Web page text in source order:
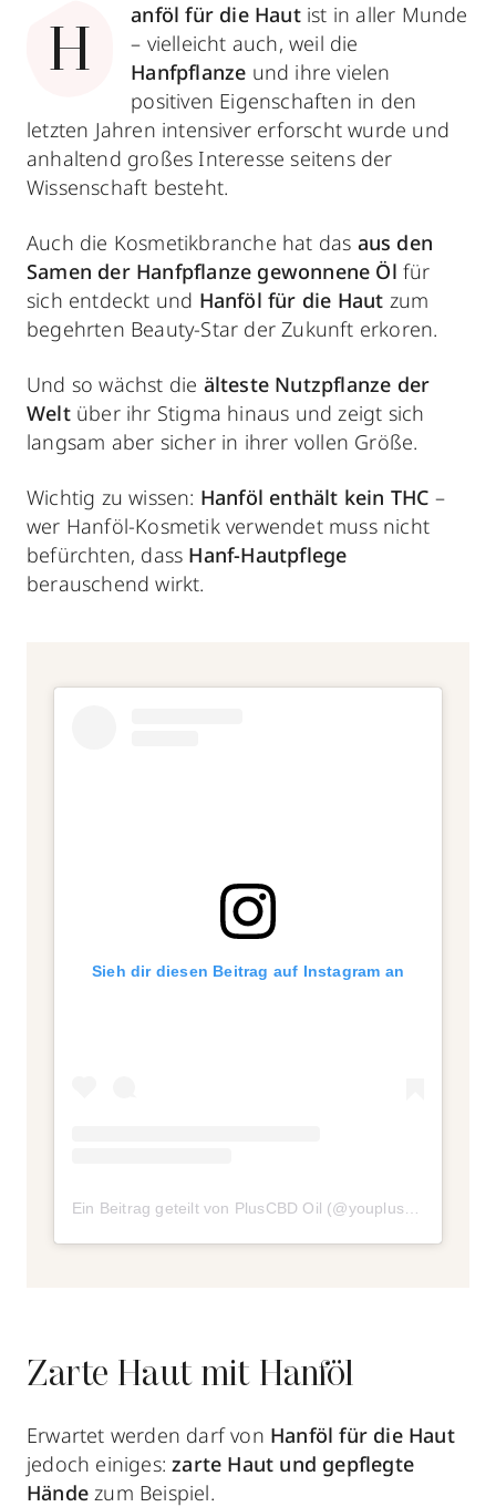
H
anföl für die Hautist in aller Munde
– vielleicht auch, weil die
Hanfpflanze und ihre vielen
positiven Eigenschaften in den
letzten Jahren intensiver erforscht wurde und
anhaltend großes Interesse seitens der
Wissenschaft besteht.
Auch die Kosmetikbranche hat das aus den
Samen der Hanfpflanze gewonnene Öl für
sich entdeckt und Hanföl für die Haut zum
begehrten Beauty-Star der Zukunft erkoren.
Und so wächst die älteste Nutzpflanze der
Weltüber ihr Stigma hinaus und zeigt sich
langsam aber sicher in ihrer vollen Größe.
Wichtig zu wissen: Hanföl enthält kein THC –
wer Hanföl-Kosmetik verwendet muss nicht
befürchten, dass Hanf-Hautpflege
berauschend wirkt.
Sieh dir diesen Beitrag auf Instagram an
Zarte Haut mit Hanföl
Erwartet werden darf von Hanföl für die Haut
jedoch einiges: zarte Haut und gepflegte
Hände zum Beispiel.